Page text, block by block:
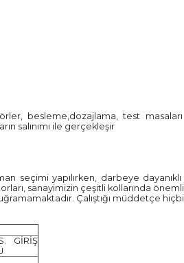
besleme,dozajlama, test
salınımı ile gerçekleşir
yapılırken, darbeye dayanıklı
sanayimizin çeşitli kollarında önemli
Çalıştığı müddetçe
GİRİŞ